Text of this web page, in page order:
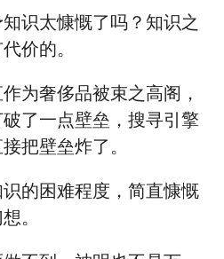
识太慷慨了吗？知识之
价的。
为奢侈品被束之高阁，
了一点壁垒，搜寻引擎
把壁垒炸了。
的困难程度，简直慷慨
。